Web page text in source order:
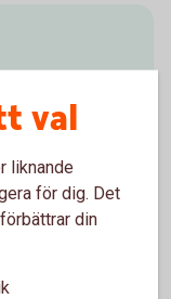
Sverige eller
val
liknande
för dig. Det
din